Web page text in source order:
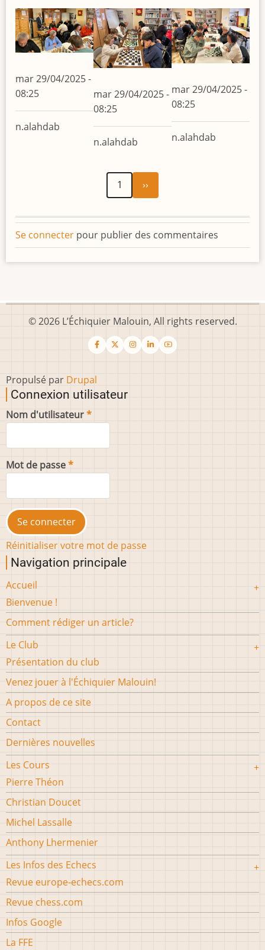
mar 29/04/2025 -
08:25
n.alahdab
mar 29/04/2025 -
08:25
n.alahdab
mar 29/04/2025 -
08:25
n.alahdab
1
suivante
››
Se connecter pour publier des commentaires
© 2026 L’Échiquier Malouin, All rights reserved.
Propulsé par Drupal
Connexion utilisateur
Nom d'utilisateur
Mot de passe
Réinitialiser votre mot de passe
Navigation principale
Accueil
Bienvenue !
Comment rédiger un article?
Le Club
Présentation du club
Venez jouer à l'Échiquier Malouin!
A propos de ce site
Contact
Dernières nouvelles
Les Cours
Pierre Théon
Christian Doucet
Michel Lassalle
Anthony Lhermenier
Les Infos des Echecs
Revue europe-echecs.com
Revue chess.com
Infos Google
La FFE